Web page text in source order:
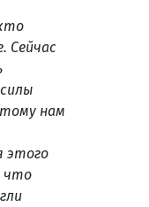
Сейчас
нам
этого
что